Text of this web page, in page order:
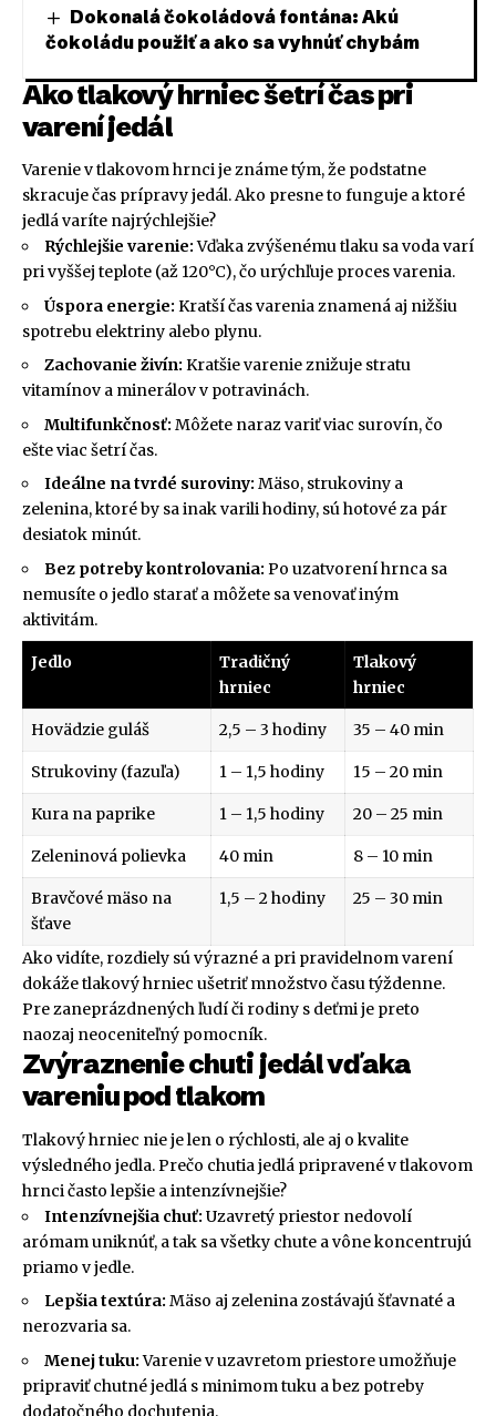
Dokonalá čokoládová fontána: Akú
čokoládu použiť a ako sa vyhnúť chybám
Ako tlakový hrniec šetrí čas pri
varení jedál
Varenie v tlakovom hrnci je známe tým, že podstatne
skracuje čas prípravy jedál. Ako presne to funguje a ktoré
jedlá varíte najrýchlejšie?
Rýchlejšie varenie:Vďaka zvýšenému tlaku sa voda varí
pri vyššej teplote (až 120°C), čo urýchľuje proces varenia.
Úspora energie: Kratší čas varenia znamená aj nižšiu
spotrebu elektriny alebo plynu.
Zachovanie živín: Kratšie varenie znižuje stratu
vitamínov a minerálov v potravinách.
Multifunkčnosť: Môžete naraz variť viac surovín, čo
ešte viac šetrí čas.
Ideálne na tvrdé suroviny: Mäso, strukoviny a
zelenina, ktoré by sa inak varili hodiny, sú hotové za pár
desiatok minút.
Bez potreby kontrolovania: Po uzatvorení hrnca sa
nemusíte o jedlo starať a môžete sa venovať iným
aktivitám.
Jedlo
Tradičný
hrniec
Tlakový
hrniec
Hovädzie guláš 2,5 – 3 hodiny 35 – 40 min
Strukoviny (fazuľa) 1 – 1,5 hodiny 15 – 20 min
Kura na paprike 1 – 1,5 hodiny 20 – 25 min
Zeleninová polievka 40 min 8 – 10 min
Bravčové mäso na
šťave
1,5 – 2 hodiny 25 – 30 min
Ako vidíte, rozdiely sú výrazné a pri pravidelnom varení
dokáže tlakový hrniec ušetriť množstvo času týždenne.
Pre zaneprázdnených ľudí či rodiny s deťmi je preto
naozaj neoceniteľný pomocník.
Zvýraznenie chuti jedál vďaka
vareniu pod tlakom
Tlakový hrniec nie je len o rýchlosti, ale aj o kvalite
výsledného jedla. Prečo chutia jedlá pripravené v tlakovom
hrnci často lepšie a intenzívnejšie?
Intenzívnejšia chuť: Uzavretý priestor nedovolí
arómam uniknúť, a tak sa všetky chute a vône koncentrujú
priamo v jedle.
Lepšia textúra: Mäso aj zelenina zostávajú šťavnaté a
nerozvaria sa.
Menej tuku:Varenie v uzavretom priestore umožňuje
pripraviť chutné jedlá s minimom tuku a bez potreby
dodatočného dochutenia.